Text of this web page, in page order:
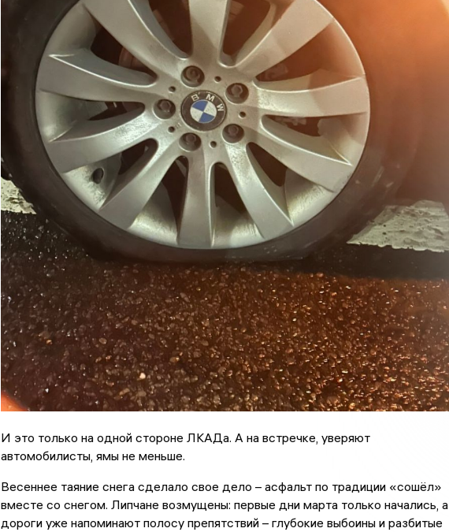
И это только на одной стороне ЛКАДа. А на встречке, уверяют
автомобилисты, ямы не меньше.
Весеннее таяние снега сделало свое дело – асфальт по традиции «сошёл»
вместе со снегом. Липчане возмущены: первые дни марта только начались, а
дороги уже напоминают полосу препятствий – глубокие выбоины и разбитые